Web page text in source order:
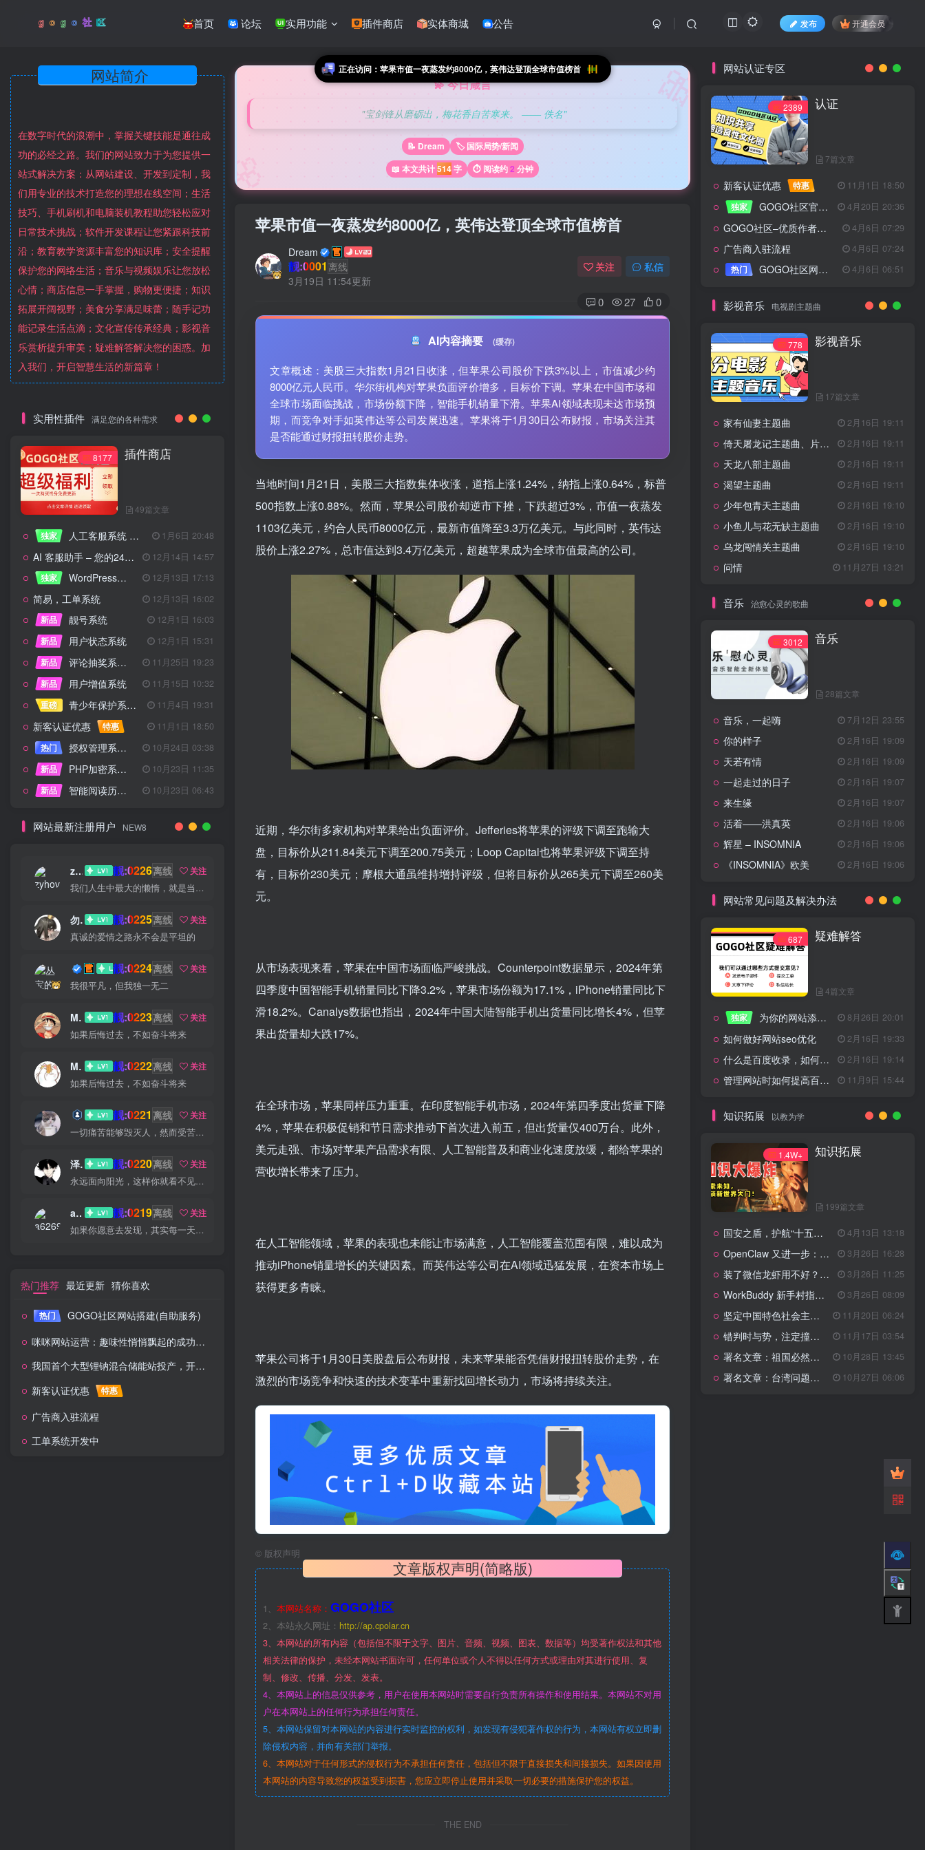
正在访问：苹果市值一夜蒸发约8000亿，英伟达登顶全球市值榜首
首页 论坛 实用功能 插件商店 实体商城 公告 发布 开通会员
在数字时代的浪潮中，掌握关键技能是通往成
功的必经之路。我们的网站致力于为您提供一
站式解决方案：从网站建设、开发到定制，我
们用专业的技术打造您的理想在线空间；生活
技巧、手机刷机和电脑装机教程助您轻松应对
日常技术挑战；软件开发课程让您紧跟科技前
沿；教育教学资源丰富您的知识库；安全提醒
保护您的网络生活；音乐与视频娱乐让您放松
心情；商店信息一手掌握，购物更便捷；知识
拓展开阔视野；美食分享满足味蕾；随手记功
能记录生活点滴；文化宣传传承经典；影视音
乐赏析提升审美；疑难解答解决您的困惑。加
入我们，开启智慧生活的新篇章！
实用性插件 满足您的各种需求
8177 插件商店
49篇文章
独家 人工客服系统 技术开发文档 1月6日 20:48
AI 客服助手 – 您的24/7智能客服专家
12月14日 14:57
独家
WordPress设备管理器插件 – 专业版 12月13日 17:13
简易，工单系统
12月13日 16:02
新品
靓号系统
12月1日 16:03
新品
用户状态系统
12月1日 15:31
新品
评论抽奖系统 – 完整功能详解
11月25日 19:23
新品
用户增值系统
11月15日 10:32
重磅
青少年保护系统 专为子比主题开发 11月4日 19:31
新客认证优惠 特惠
11月1日 18:50
热门
授权管理系统子比主题专版
10月24日 03:38
新品
PHP加密系统专业版
10月23日 11:35
新品
智能阅读历史系统 10月23日 06:43
网站最新注册用户 NEW8
zyhove 靓:0226离线
关注
我们人生中最大的懒惰，就是当我们明知自己拥有作出选择的能力，却不去主动改变而是放任它的生活态度
勿听 靓:0225离线
关注
真诚的爱情之路永不会是平坦的
丛宝 靓:0224离线
关注
我很平凡，但我独一无二
MS-康娃 靓:0223离线
关注
如果后悔过去，不如奋斗将来
Miss 先生 靓:0222离线
关注
如果后悔过去，不如奋斗将来
猫小白 靓:0221 离线
关注
一切痛苦能够毁灭人，然而受苦的人也能把痛苦消灭
泽宇 靓:0220离线
关注
永远面向阳光，这样你就看不见阴影了
a626911 靓:0219离线
关注
如果你愿意去发现，其实每一天都很美
热门推荐 最近更新 猜你喜欢
热门
GOGO社区网站搭建(自助服务)
咪咪网站运营：趣味性悄悄飘起的成功风头
我国首个大型锂钠混合储能站投产，开启储能新时代
新客认证优惠
特惠
广告商入驻流程
工单系统开发中
🎀
🌸
💫 今日箴言
"宝剑锋从磨砺出，梅花香自苦寒来。 —— 佚名"
📝 Dream
🏷️ 国际局势/新闻
📖 本文共计514字 ⏱️ 阅读约2 分钟
苹果市值一夜蒸发约8000亿，英伟达登顶全球市值榜首
Dream
靓:0001 离线
3月19日 11:54更新
关注 私信
0 27 0
AI内容摘要 (缓存)
文章概述：美股三大指数1月21日收涨，但苹果公司股价下跌3%以上，市值减少约
8000亿元人民币。华尔街机构对苹果负面评价增多，目标价下调。苹果在中国市场和
全球市场面临挑战，市场份额下降，智能手机销量下滑。苹果AI领域表现未达市场预
期，而竞争对手如英伟达等公司发展迅速。苹果将于1月30日公布财报，市场关注其
是否能通过财报扭转股价走势。
当地时间1月21日，美股三大指数集体收涨，道指上涨1.24%，纳指上涨0.64%，标普
500指数上涨0.88%。然而，苹果公司股价却逆市下挫，下跌超过3%，市值一夜蒸发
1103亿美元，约合人民币8000亿元，最新市值降至3.3万亿美元。与此同时，英伟达
股价上涨2.27%，总市值达到3.4万亿美元，超越苹果成为全球市值最高的公司。
近期，华尔街多家机构对苹果给出负面评价。Jefferies将苹果的评级下调至跑输大
盘，目标价从211.84美元下调至200.75美元；Loop Capital也将苹果评级下调至持
有，目标价230美元；摩根大通虽维持增持评级，但将目标价从265美元下调至260美
元。
从市场表现来看，苹果在中国市场面临严峻挑战。Counterpoint数据显示，2024年第
四季度中国智能手机销量同比下降3.2%，苹果市场份额为17.1%，iPhone销量同比下
滑18.2%。Canalys数据也指出，2024年中国大陆智能手机出货量同比增长4%，但苹
果出货量却大跌17%。
在全球市场，苹果同样压力重重。在印度智能手机市场，2024年第四季度出货量下降
4%，苹果在积极促销和节日需求推动下首次进入前五，但出货量仅400万台。此外，
美元走强、市场对苹果产品需求有限、人工智能普及和商业化速度放缓，都给苹果的
营收增长带来了压力。
在人工智能领域，苹果的表现也未能让市场满意，人工智能覆盖范围有限，难以成为
推动iPhone销量增长的关键因素。而英伟达等公司在AI领域迅猛发展，在资本市场上
获得更多青睐。
苹果公司将于1月30日美股盘后公布财报，未来苹果能否凭借财报扭转股价走势，在
激烈的市场竞争和快速的技术变革中重新找回增长动力，市场将持续关注。
© 版权声明
文章版权声明(简略版)
1、 本网站名称： GOGO社区
2、本站永久网址： http://ap.cpolar.cn
3、本网站的所有内容（包括但不限于文字、图片、音频、视频、图表、数据等）均受著作权法和其他
相关法律的保护，未经本网站书面许可，任何单位或个人不得以任何方式或理由对其进行使用、复
制、修改、传播、分发、发表。
4、本网站上的信息仅供参考，用户在使用本网站时需要自行负责所有操作和使用结果。本网站不对用
户在本网站上的任何行为承担任何责任。
5、本网站保留对本网站的内容进行实时监控的权利，如发现有侵犯著作权的行为，本网站有权立即删
除侵权内容，并向有关部门举报。
6、本网站对于任何形式的侵权行为不承担任何责任，包括但不限于直接损失和间接损失。如果因使用
本网站的内容导致您的权益受到损害，您应立即停止使用并采取一切必要的措施保护您的权益。
THE END
网站认证专区
2389 认证
7篇文章
新客认证优惠 特惠
11月1日 18:50
独家
GOGO社区官方成员认证 4月20日 20:36
GOGO社区–优质作者认证 4月6日 07:29
广告商入驻流程
4月6日 07:24
热门
GOGO社区网站搭建(自助服务) 4月6日 06:51
影视音乐 电视剧主题曲
778 影视音乐
17篇文章
家有仙妻主题曲 2月16日 19:11
倚天屠龙记主题曲、片头曲 2月16日 19:11
天龙八部主题曲 2月16日 19:11
渴望主题曲 2月16日 19:11
少年包青天主题曲 2月16日 19:10
小鱼儿与花无缺主题曲 2月16日 19:10
乌龙闯情关主题曲 2月16日 19:10
问情 11月27日 13:21
音乐 治愈心灵的歌曲
3012 音乐
28篇文章
音乐，一起嗨 7月12日 23:55
你的样子 2月16日 19:09
天若有情 2月16日 19:09
一起走过的日子 2月16日 19:07
来生缘 2月16日 19:07
活着——洪真英 2月16日 19:06
辉星 – INSOMNIA 2月16日 19:06
《INSOMNIA》欧美 2月16日 19:06
网站常见问题及解决办法
687 疑难解答
4篇文章
独家 为你的网站添加百度登录 8月26日 20:01
如何做好网站seo优化 2月16日 19:33
什么是百度收录，如何提高收录量？ 2月16日 19:14
管理网站时如何提高百度权重？ 11月9日 15:44
知识拓展 以教为学
1.4W+ 知识拓展
199篇文章
国安之盾，护航“十五五”新征程 4月13日 13:18
OpenClaw 又进一步：微信直连+安全检测+版本切换 3月26日 16:28
装了微信龙虾用不好？3步让你轻松指挥AI干活！ 3月26日 11:25
WorkBuddy 新手村指南：10 个核心技巧帮你解锁满级虾🦞！ 3月26日 08:09
坚定中国特色社会主义法治的政治定力 11月20日 06:24
错判时与势，注定撞南墙 11月17日 03:54
署名文章：祖国必然统一势不可挡 10月28日 13:45
署名文章：台湾问题的由来和性质 10月27日 06:06
新客认证优惠 特惠
11月1日 18:50
独家
GOGO社区官方成员认证
GOGO社区–优质作者认证
广告商入驻流程
4月6日 07:24
热门
GOGO社区网站搭建(自助服务) 4月6日 06:51
电视剧主题曲
影视音乐
17篇文章
家有仙妻主题曲 2月16日 19:11
倚天屠龙记主题曲、片头曲 2月16日 19:11
渴望主题曲
少年包青天主题曲
小鱼儿与花无缺主题曲
乌龙闯情关主题曲 2月16日 19:10
问情 11月27日 13:21
治愈心灵的歌曲
28篇文章
音乐，一起嗨 7月12日 23:55
你的样子 2月16日 19:09
一起走过的日子 2月16日 19:07
来生缘
活着——洪真英
辉星 – INSOMNIA 2月16日 19:06
《INSOMNIA》欧美 2月16日 19:06
疑难解答
4篇文章
独家 为你的网站添加百度登录
如何做好网站seo优化
什么是百度收录，如何提高收录量？ 2月16日 19:14
管理网站时如何提高百度权重？ 11月9日 15:44
以教为学
知识拓展
199篇文章
国安之盾，护航“十五五”新征程 4月13日 13:18
11月20日 06:24